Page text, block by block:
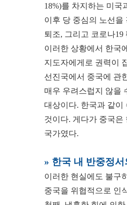
18%)를 차지하는 미국
이후 당 중심의 노선을
퇴조, 그리고 코로나
이러한 상황에서 한국
지도자에게로 권력이
선진국에서 중국에 관
매우 우려스럽지 않을
대상이다. 한국과 같이
것이다. 게다가 중국은
국가였다.
» 한국 내 반중정
이러한 현실에도 불구
중국을 위협적으로 인